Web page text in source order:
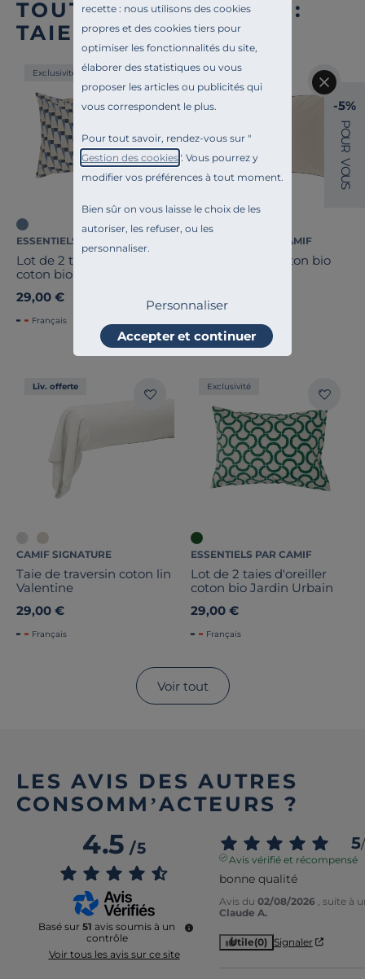
recette : nous utilisons des cookies
propres et des cookies tiers pour
optimiser les fonctionnalités du site,
élaborer des statistiques ou vous
proposer les articles ou publicités qui
vous correspondent le plus.
Pour tout savoir, rendez-vous sur "
Gestion des cookies". Vous pourrez y
modifier vos préférences à tout moment.
Bien sûr on vous laisse le choix de les
autoriser, les refuser, ou les
personnaliser.
Personnaliser
Accepter et continuer
TOUTE NOTRE OFFRE :
TAIES D'OREILLER
Exclusivité
ESSENTIELS PAR CAMIF
Lot de 2 taies d'oreiller
coton bio Nautique
29,00 €
Français
Exclusivité
ESSENTIELS PAR CAMIF
Taie d'oreiller coton bio
25,00 €
Liv. offerte
CAMIF SIGNATURE
Taie de traversin coton lin
Valentine
29,00 €
Français
Exclusivité
ESSENTIELS PAR CAMIF
Lot de 2 taies d'oreiller
coton bio Jardin Urbain
29,00 €
Français
Voir tout
LES AVIS DES AUTRES
CONSOMM’ACTEURS ?
4.5/5
Basé sur 51 avis soumis à un
contrôle
Voir tous les avis sur ce site
5/
Avis vérifié et récompensé
bonne qualité
Avis du 02/08/2026
, suite à
Claude A.
Utile(0) Signaler
-5%
P
O
U
R
V
O
U
S